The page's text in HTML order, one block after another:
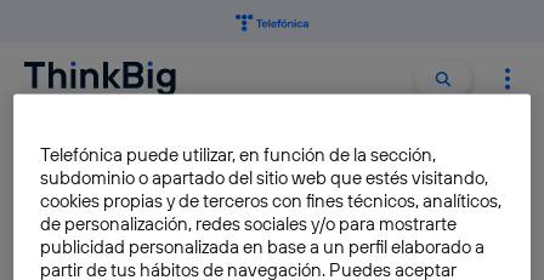
Buscar
Entorno de trabajo
Entorno de trabajo– Plataforma que sirve para el
desarrollo de una app
Telefónica puede utilizar, en función de la sección,
subdominio o apartado del sitio web que estés visitando,
cookies propias y de terceros con fines técnicos, analíticos,
de personalización, redes sociales y/o para mostrarte
publicidad personalizada en base a un perfil elaborado a
partir de tus hábitos de navegación. Puedes aceptar